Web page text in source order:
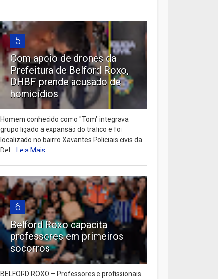
5
Com apoio de drones da
Prefeitura de Belford Roxo,
DHBF prende acusado de
homicídios
Homem conhecido como "Tom" integrava
grupo ligado à expansão do tráfico e foi
localizado no bairro Xavantes Policiais civis da
Del...Leia Mais
6
Belford Roxo capacita
professores em primeiros
socorros
BELFORD ROXO – Professores e profissionais